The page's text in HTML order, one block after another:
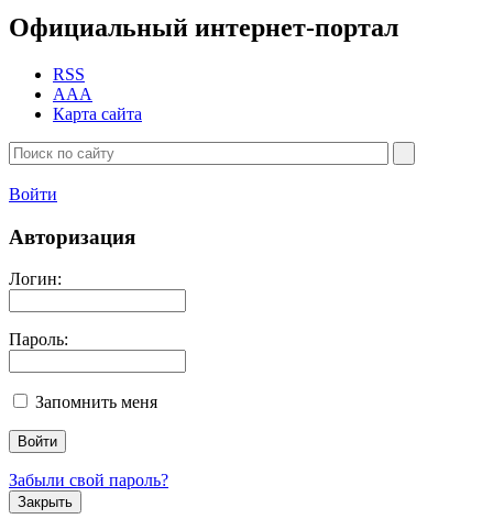
Официальный интернет-портал
RSS
AAA
Карта сайта
Войти
Авторизация
Логин:
Пароль:
Запомнить меня
Забыли свой пароль?
Закрыть